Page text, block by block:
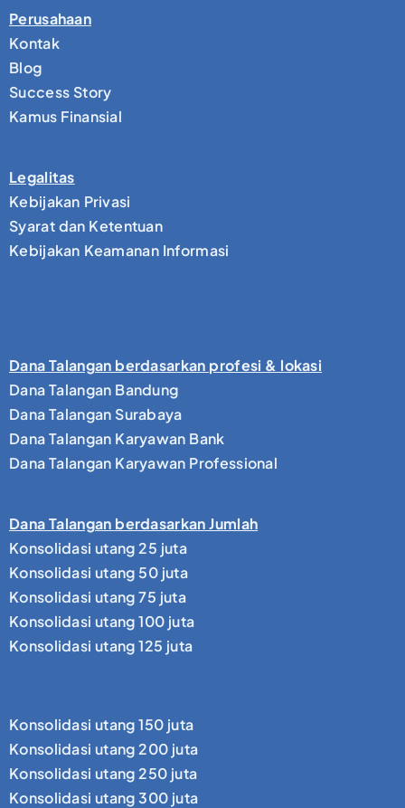
Perusahaan
Kontak
Blog
Success Story
Kamus Finansial
Legalitas
Kebijakan Privasi
Syarat dan Ketentuan
Kebijakan Keamanan Informasi
Dana Talangan berdasarkan profesi & lokasi
Dana Talangan Bandung
Dana Talangan Surabaya
Dana Talangan Karyawan Bank
Dana Talangan Karyawan Professional
Dana Talangan berdasarkan Jumlah
Konsolidasi utang 25 juta
Konsolidasi utang 50 juta
Konsolidasi utang 75 juta
Konsolidasi utang 100 juta
Konsolidasi utang 125 juta
Konsolidasi utang 150 juta
Konsolidasi utang 200 juta
Konsolidasi utang 250 juta
Konsolidasi utang 300 juta